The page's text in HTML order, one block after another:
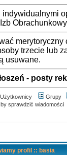
trzecie lub
usuwane.
- posty
Użytkownicy Grupy
sprawdzić wiadomości
profil :: basia